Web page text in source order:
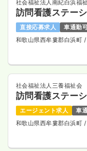
社会福祉法人南紀白浜福
訪問看護ステー
直接応募求人
車通勤
和歌山県西牟婁郡白浜町 /
社会福祉法人三養福祉会
訪問看護ステー
エージェント求人
車
和歌山県西牟婁郡白浜町 /